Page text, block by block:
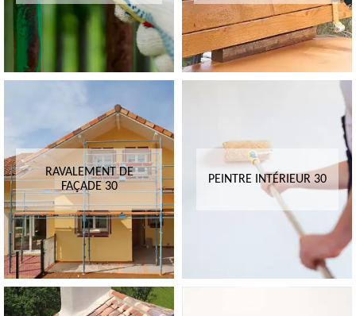
RAVALEMENT DE
FAÇADE 30
PEINTRE INTÉRIEUR 30